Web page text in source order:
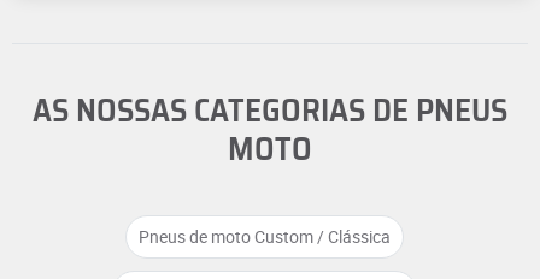
AS NOSSAS CATEGORIAS DE PNEUS
MOTO
Pneus de moto Custom / Clássica